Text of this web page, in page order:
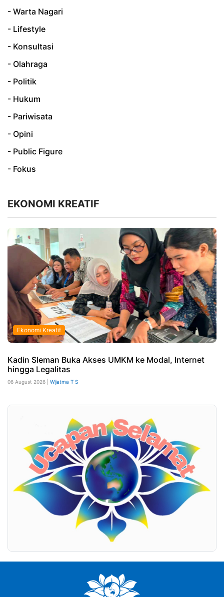
- Warta Nagari
- Lifestyle
- Konsultasi
- Olahraga
- Politik
- Hukum
- Pariwisata
- Opini
- Public Figure
- Fokus
EKONOMI KREATIF
Ekonomi Kreatif
Kadin Sleman Buka Akses UMKM ke Modal, Internet
hingga Legalitas
06 August 2026 | Wijatma T S